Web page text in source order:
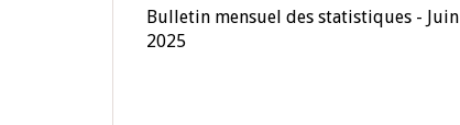
Bulletin mensuel des statistiques - Juin
2025